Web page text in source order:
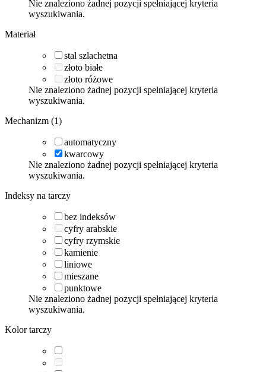
Nie znaleziono żadnej pozycji spełniającej kryteria
wyszukiwania.
Materiał
stal szlachetna
złoto białe
złoto różowe
Nie znaleziono żadnej pozycji spełniającej kryteria
wyszukiwania.
Mechanizm (1)
automatyczny
kwarcowy
Nie znaleziono żadnej pozycji spełniającej kryteria
wyszukiwania.
Indeksy na tarczy
bez indeksów
cyfry arabskie
cyfry rzymskie
kamienie
liniowe
mieszane
punktowe
Nie znaleziono żadnej pozycji spełniającej kryteria
wyszukiwania.
Kolor tarczy